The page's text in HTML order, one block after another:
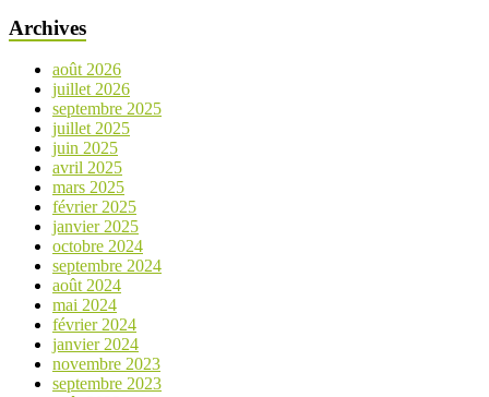
Archives
août 2026
juillet 2026
septembre 2025
juillet 2025
juin 2025
avril 2025
mars 2025
février 2025
janvier 2025
octobre 2024
septembre 2024
août 2024
mai 2024
février 2024
janvier 2024
novembre 2023
septembre 2023